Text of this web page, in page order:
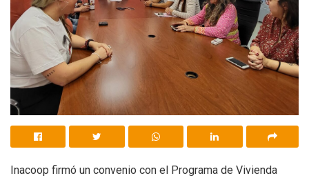
Inacoop firmó un convenio con el Programa de Vivienda